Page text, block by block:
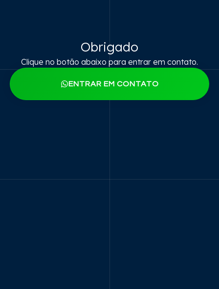
Obrigado
Clique no botão abaixo para entrar em contato.
ENTRAR EM CONTATO